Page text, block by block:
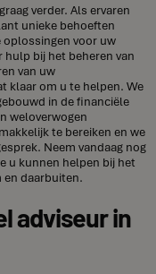
verder. Als ervaren
unieke behoeften
oplossingen voor uw
bij het beheren van
van uw
klaar om u te helpen. We
in de financiële
weloverwogen
te bereiken en we
Neem vandaag nog
u kunnen helpen bij het
en daarbuiten.
adviseur in